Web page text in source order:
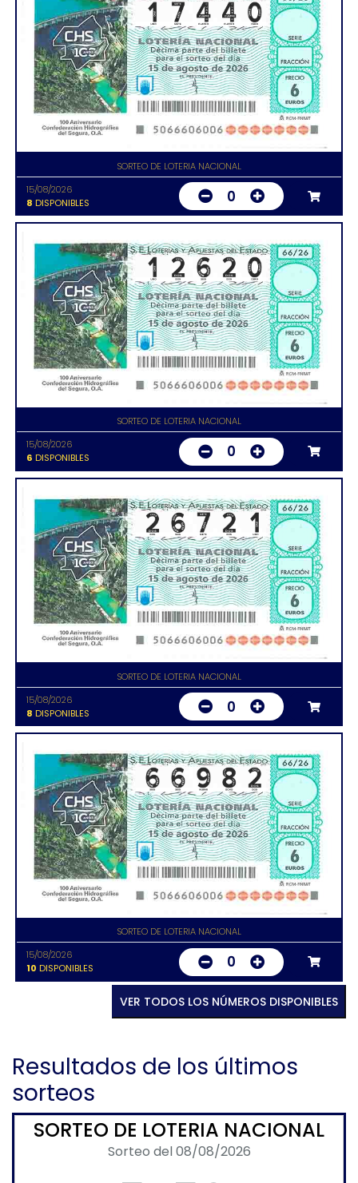
SORTEO DE LOTERIA NACIONAL
15/08/2026
8 DISPONIBLES 0
SORTEO DE LOTERIA NACIONAL
15/08/2026
6 DISPONIBLES 0
SORTEO DE LOTERIA NACIONAL
15/08/2026
8 DISPONIBLES 0
SORTEO DE LOTERIA NACIONAL
15/08/2026
10 DISPONIBLES 0
VER TODOS LOS NÚMEROS DISPONIBLES
Resultados de los últimos
sorteos
SORTEO DE LOTERIA NACIONAL
Sorteo del 08/08/2026